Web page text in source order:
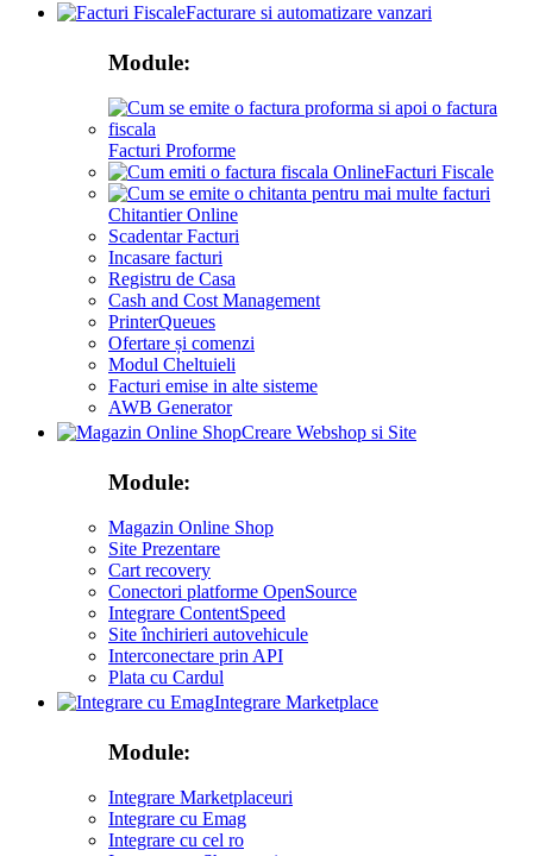
Facturare si automatizare vanzari
Module:
Facturi Proforme
Facturi Fiscale
Chitantier Online
Scadentar Facturi
Incasare facturi
Registru de Casa
Cash and Cost Management
PrinterQueues
Ofertare și comenzi
Modul Cheltuieli
Facturi emise in alte sisteme
AWB Generator
Creare Webshop si Site
Module:
Magazin Online Shop
Site Prezentare
Cart recovery
Conectori platforme OpenSource
Integrare ContentSpeed
Site închirieri autovehicule
Interconectare prin API
Plata cu Cardul
Integrare Marketplace
Module:
Integrare Marketplaceuri
Integrare cu Emag
Integrare cu cel ro